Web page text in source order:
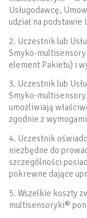
Usługodawcę,
udział na podstawie
2. Uczestnik lub
Smyko-
element Pakietu) i
3. Uczestnik lub
Smyko-
umożliwiają
zgodnie z
4. Uczestnik
niezbędne do
szczególności
pokrewne dające
5. Wszelkie koszty
multisensoryki®